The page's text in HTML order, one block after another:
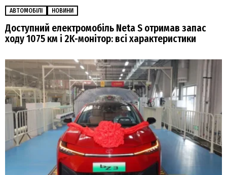
АВТОМОБІЛІ НОВИНИ
Доступний електромобіль Neta S отримав запас
ходу 1075 км і 2K-монітор: всі характеристики